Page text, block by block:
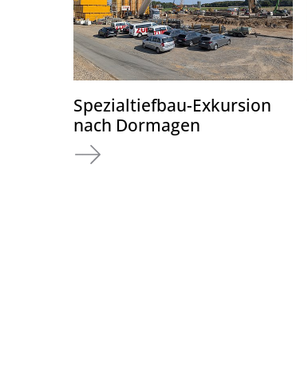
Spezialtiefbau-Exkursion
nach Dormagen